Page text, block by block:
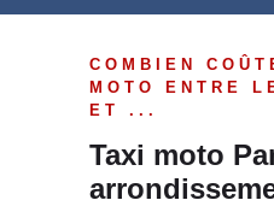
COMBIEN
MOTO ENTRE
ET ...
Taxi moto